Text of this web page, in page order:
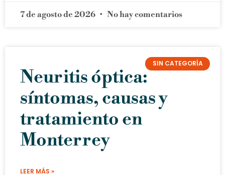
7 de agosto de 2026 No hay comentarios
SIN CATEGORÍA
Neuritis óptica:
síntomas, causas y
tratamiento en
Monterrey
LEER MÁS »